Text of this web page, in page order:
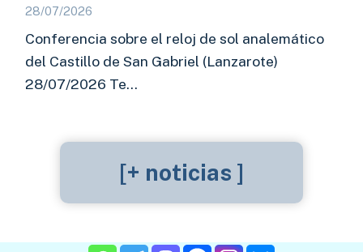
28/07/2026
Conferencia sobre el reloj de sol analemático
del Castillo de San Gabriel (Lanzarote)
28/07/2026 Te…
[+ noticias ]